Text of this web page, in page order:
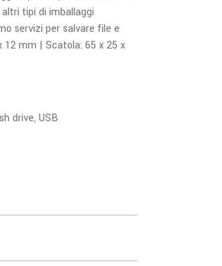
tipi di imballaggi
servizi per salvare file e
12 mm | Scatola: 65 x 25 x
drive, USB